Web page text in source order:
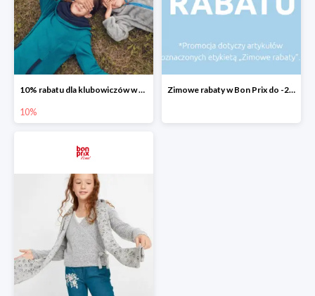
10% rabatu dla klubowiczów w Bon Prix
10%
Zimowe rabaty w Bon Prix do -20%